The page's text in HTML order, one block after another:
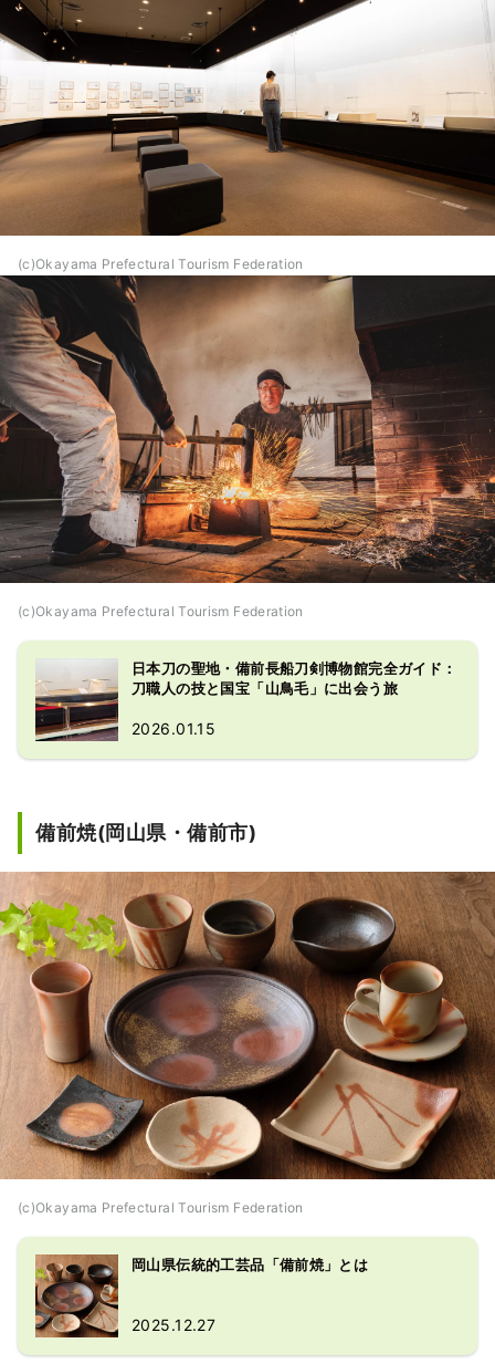
(c)Okayama Prefectural Tourism Federation
(c)Okayama Prefectural Tourism Federation
日本刀の聖地・備前長船刀剣博物館完全ガイド：
刀職人の技と国宝「山鳥毛」に出会う旅
2026.01.15
備前焼(岡山県・備前市)
(c)Okayama Prefectural Tourism Federation
岡山県伝統的工芸品「備前焼」とは
2025.12.27